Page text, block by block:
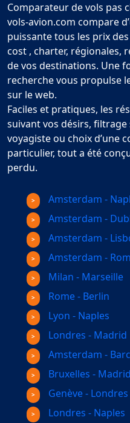
Comparateur de vols pas
vols-avion.com compare
puissante tous les prix
cost , charter, régionales,
de vos destinations. Une
recherche vous propulse
sur le web.
Faciles et pratiques, les
suivant vos désirs,
voyagiste ou choix d’une
particulier, tout a été
perdu.
Amsterdam -
Amsterdam -
Amsterdam -
Amsterdam -
Milan - Marseille
Rome - Berlin
Lyon - Naples
Londres - Madrid
Amsterdam -
Bruxelles - Madrid
Genève - Londres
Londres - Naples